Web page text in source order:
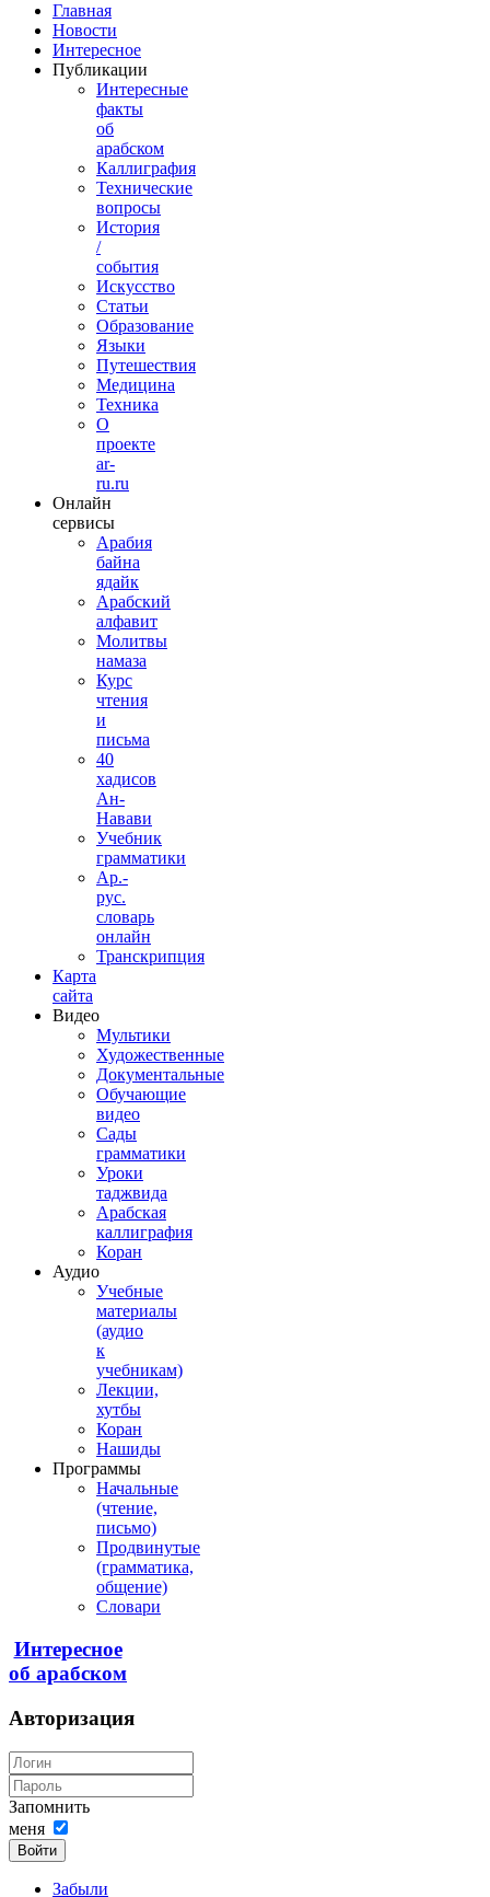
Главная
Новости
Интересное
Публикации
Интересные
факты
об
арабском
Каллиграфия
Технические
вопросы
История
/
события
Искусство
Статьи
Образование
Языки
Путешествия
Медицина
Техника
О
проекте
ar-
ru.ru
Онлайн
сервисы
Арабия
байна
ядайк
Арабский
алфавит
Молитвы
намаза
Курс
чтения
и
письма
40
хадисов
Ан-
Навави
Учебник
грамматики
Ар.-
рус.
словарь
онлайн
Транскрипция
Карта
сайта
Видео
Мультики
Художественные
Документальные
Обучающие
видео
Сады
грамматики
Уроки
таджвида
Арабская
каллиграфия
Коран
Аудио
Учебные
материалы
(аудио
к
учебникам)
Лекции,
хутбы
Коран
Нашиды
Программы
Начальные
(чтение,
письмо)
Продвинутые
(грамматика,
общение)
Словари
Интересное
об арабском
Авторизация
Запомнить
меня
Войти
Забыли